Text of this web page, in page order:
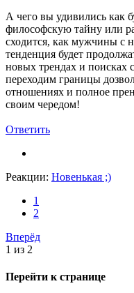
А чего вы удивились как
философскую тайну или
сходится, как мужчины с
тенденция будет
новых трендах и поисках
переходим границы
отношениях и полное
своим чередом!
Ответить
Реакции: Новенькая ;)
1
2
Вперёд
1 из 2
Перейти к странице